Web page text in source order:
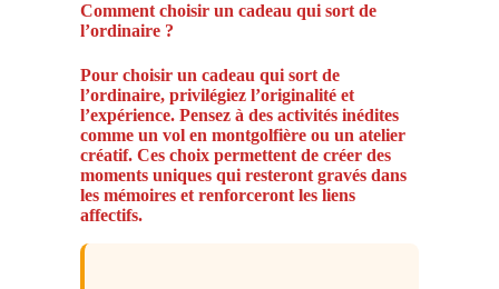
Comment choisir un cadeau qui sort de
l’ordinaire ?
Pour choisir un cadeau qui sort de
l’ordinaire, privilégiez l’originalité et
l’expérience. Pensez à des activités inédites
comme un vol en montgolfière ou un atelier
créatif. Ces choix permettent de créer des
moments uniques qui resteront gravés dans
les mémoires et renforceront les liens
affectifs.